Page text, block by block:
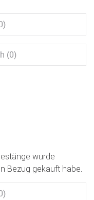
(0)
wurde
Bezug gekauft habe.